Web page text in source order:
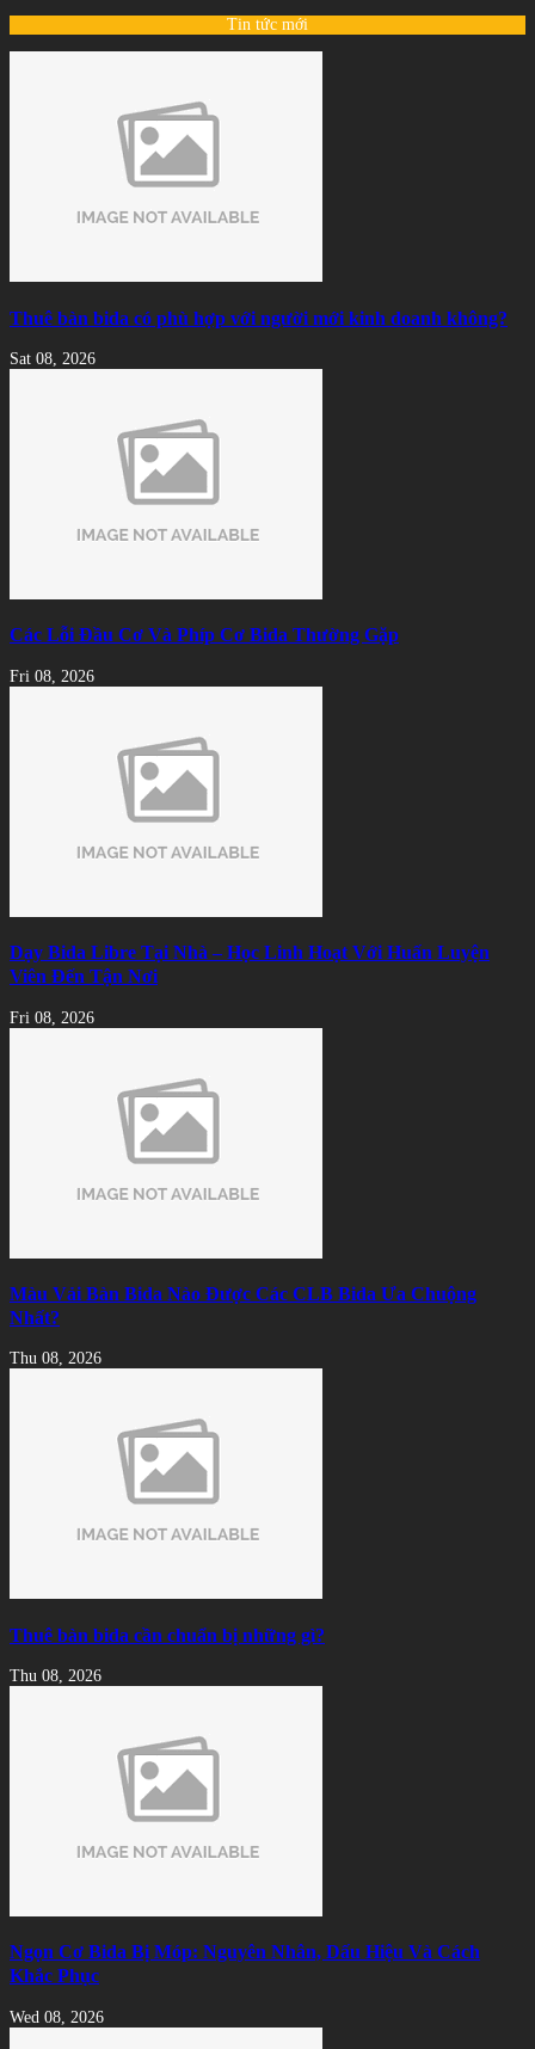
Tin tức mới
Thuê bàn bida có phù hợp với người mới kinh doanh không?
Sat 08, 2026
Các Lỗi Đầu Cơ Và Phíp Cơ Bida Thường Gặp
Fri 08, 2026
Dạy Bida Libre Tại Nhà – Học Linh Hoạt Với Huấn Luyện
Viên Đến Tận Nơi
Fri 08, 2026
Màu Vải Bàn Bida Nào Được Các CLB Bida Ưa Chuộng
Nhất?
Thu 08, 2026
Thuê bàn bida cần chuẩn bị những gì?
Thu 08, 2026
Ngọn Cơ Bida Bị Móp: Nguyên Nhân, Dấu Hiệu Và Cách
Khắc Phục
Wed 08, 2026